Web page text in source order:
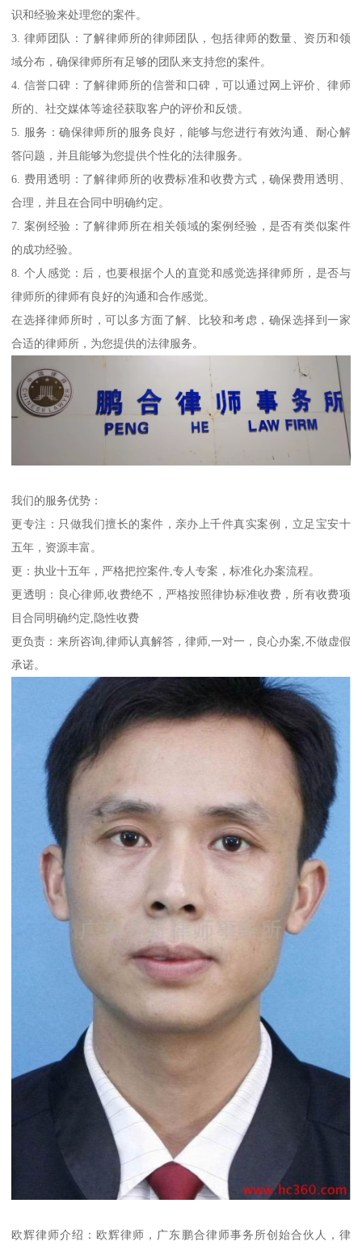
识和经验来处理您的案件。
3. 律师团队：了解律师所的律师团队，包括律师的数量、资历和领
域分布，确保律师所有足够的团队来支持您的案件。
4. 信誉口碑：了解律师所的信誉和口碑，可以通过网上评价、律师
所的、社交媒体等途径获取客户的评价和反馈。
5. 服务：确保律师所的服务良好，能够与您进行有效沟通、耐心解
答问题，并且能够为您提供个性化的法律服务。
6. 费用透明：了解律师所的收费标准和收费方式，确保费用透明、
合理，并且在合同中明确约定。
7. 案例经验：了解律师所在相关领域的案例经验，是否有类似案件
的成功经验。
8. 个人感觉：后，也要根据个人的直觉和感觉选择律师所，是否与
律师所的律师有良好的沟通和合作感觉。
在选择律师所时，可以多方面了解、比较和考虑，确保选择到一家
合适的律师所，为您提供的法律服务。
我们的服务优势：
更专注：只做我们擅长的案件，亲办上千件真实案例，立足宝安十
五年，资源丰富。
更：执业十五年，严格把控案件,专人专案，标准化办案流程。
更透明：良心律师,收费绝不，严格按照律协标准收费，所有收费项
目合同明确约定,隐性收费
更负责：来所咨询,律师认真解答，律师,一对一，良心办案,不做虚假
承诺。
欧辉律师介绍：欧辉律师，广东鹏合律师事务所创始合伙人，律